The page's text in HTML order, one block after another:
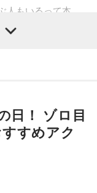
・けんた）
カウンセラー。
、占いイベントや
90％
まで溜め込んでい
％
人もいるって本
はないでしょう
向いているとされ
いて分かりやす
日！ ゾロ目
すめアク